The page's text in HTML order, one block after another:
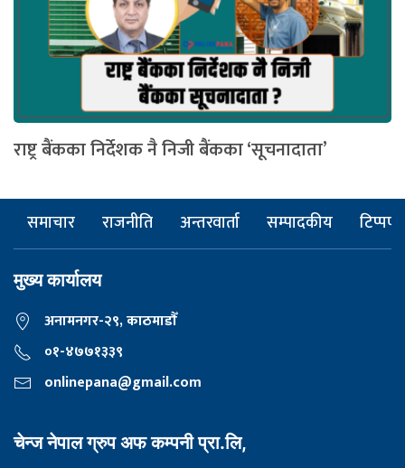
राष्ट्र बैंकका निर्देशक नै निजी बैंकका ‘सूचनादाता’
समाचार राजनीति अन्तरवार्ता सम्पादकीय टिप्पणी
मुख्य कार्यालय
अनामनगर-२९, काठमाडाैँ
०१-४७७१३३९
onlinepana@gmail.com
चेन्ज नेपाल ग्रुप अफ कम्पनी प्रा.लि,